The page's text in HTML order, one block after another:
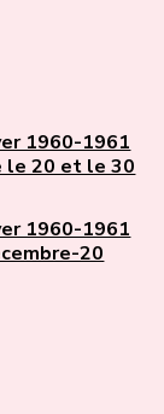
1960-1961
le 20 et le 30
1960-1961
20